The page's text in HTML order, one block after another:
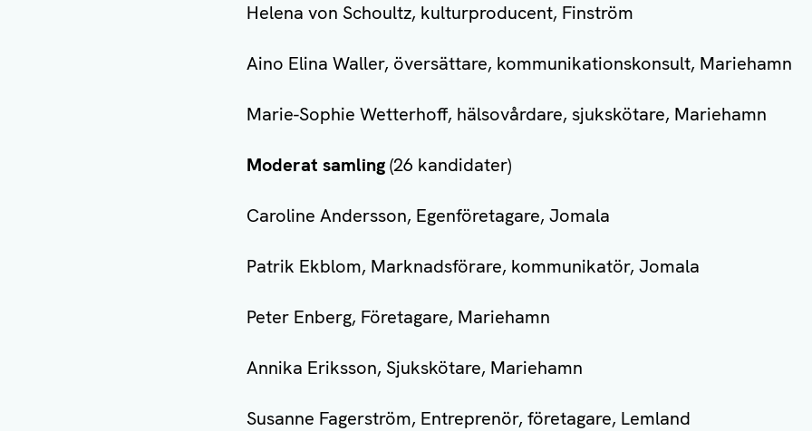
Helena von Schoultz, kulturproducent, Finström
Aino Elina Waller, översättare, kommunikationskonsult, Mariehamn
Marie-Sophie Wetterhoff, hälsovårdare, sjukskötare, Mariehamn
Moderat samling(26 kandidater)
Caroline Andersson, Egenföretagare, Jomala
Patrik Ekblom, Marknadsförare, kommunikatör, Jomala
Peter Enberg, Företagare, Mariehamn
Annika Eriksson, Sjukskötare, Mariehamn
Susanne Fagerström, Entreprenör, företagare, Lemland